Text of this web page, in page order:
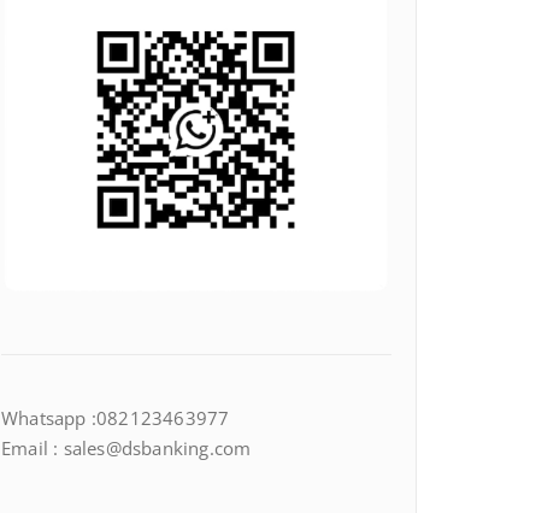
Whatsapp :082123463977
Email : sales@dsbanking.com